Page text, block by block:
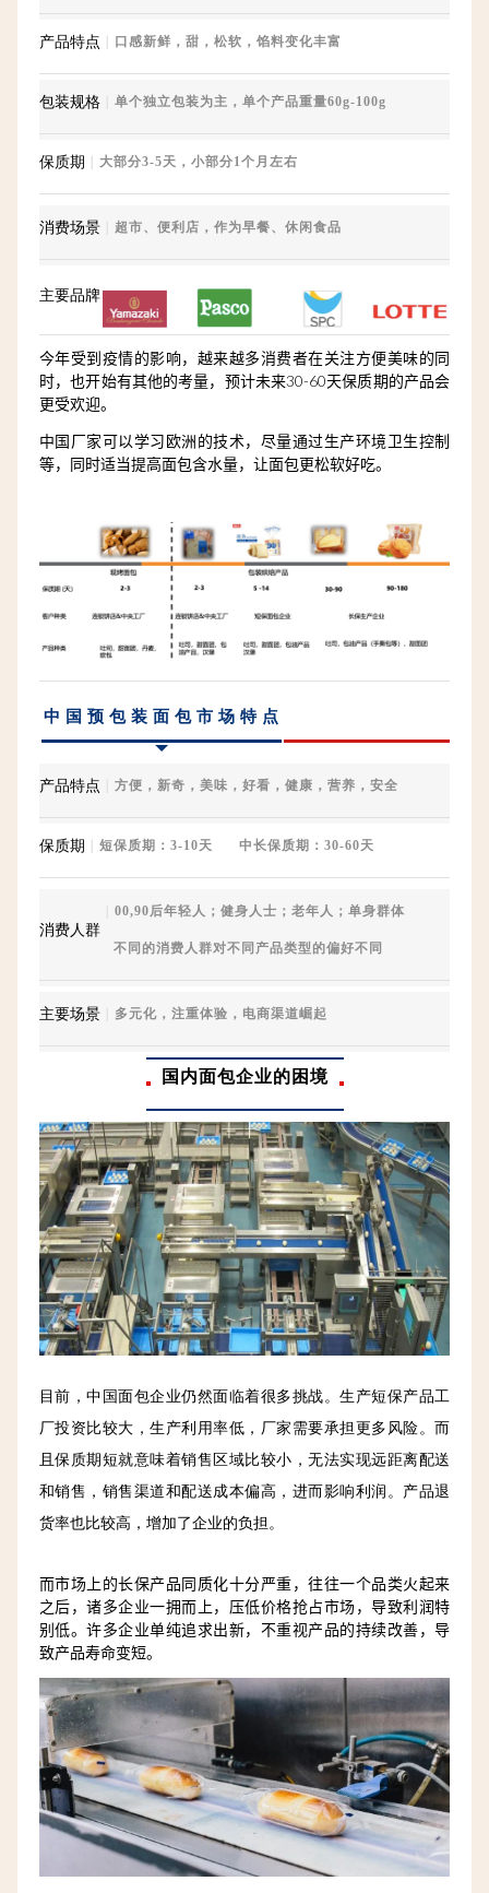
产品特点 口感新鲜，甜，松软，馅料变化丰富
包装规格 单个独立包装为主，单个产品重量60g-100g
保质期 大部分3-5天，小部分1个月左右
消费场景 超市、便利店，作为早餐、休闲食品
主要品牌
今年受到疫情的影响，越来越多消费者在关注方便美味的同
时，也开始有其他的考量，预计未来30-60天保质期的产品会
更受欢迎。
中国厂家可以学习欧洲的技术，尽量通过生产环境卫生控制
等，同时适当提高面包含水量，让面包更松软好吃。
中国预包装面包市场特点
产品特点 方便，新奇，美味，好看，健康，营养，安全
保质期 短保质期：3-10天 中长保质期：30-60天
消费人群
00,90后年轻人；健身人士；老年人；单身群体
不同的消费人群对不同产品类型的偏好不同
主要场景 多元化，注重体验，电商渠道崛起
国内面包企业的困境
目前，中国面包企业仍然面临着很多挑战。生产短保产品工
厂投资比较大，生产利用率低，厂家需要承担更多风险。而
且保质期短就意味着销售区域比较小，无法实现远距离配送
和销售，销售渠道和配送成本偏高，进而影响利润。产品退
货率也比较高，增加了企业的负担。
而市场上的长保产品同质化十分严重，往往一个品类火起来
之后，诸多企业一拥而上，压低价格抢占市场，导致利润特
别低。许多企业单纯追求出新，不重视产品的持续改善，导
致产品寿命变短。